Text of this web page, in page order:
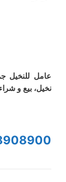
عامل للنخيل
نخيل، بيع و